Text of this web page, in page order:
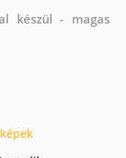
készül - magas